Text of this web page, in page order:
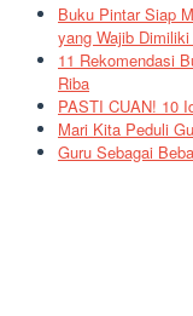
Buku Pintar Siap
yang Wajib
11 Rekomendasi
Riba
PASTI CUAN! 10
Mari Kita Peduli
Guru Sebagai